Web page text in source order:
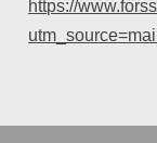
https://